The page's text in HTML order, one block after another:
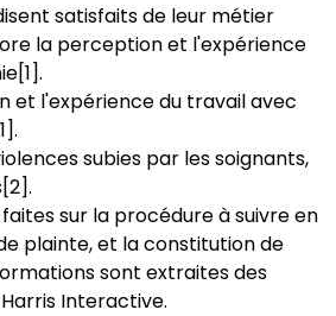
satisfaits de leur métier
la perception et l'expérience
et l'expérience du travail avec
subies par les soignants,
sur la procédure à suivre en
plainte, et la constitution de
sont extraites des
Interactive.